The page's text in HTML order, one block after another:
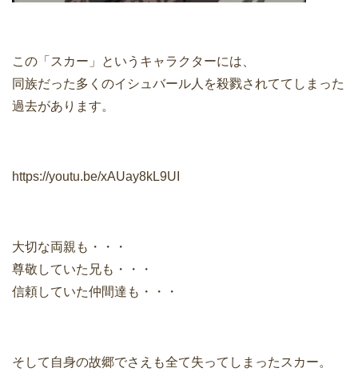
この「スカー」というキャラクターには、
同族だった多くのイシュバール人を殺戮されててしまった
過去があります。
https://youtu.be/xAUay8kL9UI
大切な両親も・・・
尊敬していた兄も・・・
信頼していた仲間達も・・・
そして自身の故郷でさえも全て失ってしまったスカー。